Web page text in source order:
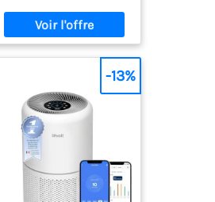
-13%